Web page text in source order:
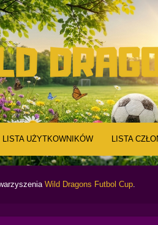
LISTA UŻYTKOWNIKÓW LISTA
Wild Dragons Futbol Cup.